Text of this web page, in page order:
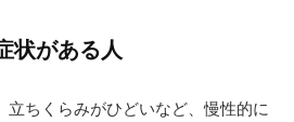
状がある人
立ちくらみがひどいなど、慢性的に